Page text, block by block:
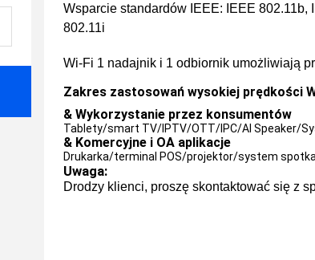
Wsparcie standardów IEEE: IEEE 802.11b,
802.11i
Wi-Fi 1 nadajnik i 1 odbiornik umożliwiają
Zakres zastosowań wysokiej prędkości
& Wykorzystanie przez konsumentów
Tablety/smart TV/IPTV/OTT/IPC/AI Speaker/
& Komercyjne i OA aplikacje
Drukarka/terminal POS/projektor/system
Uwaga:
Drodzy klienci, proszę skontaktować się z